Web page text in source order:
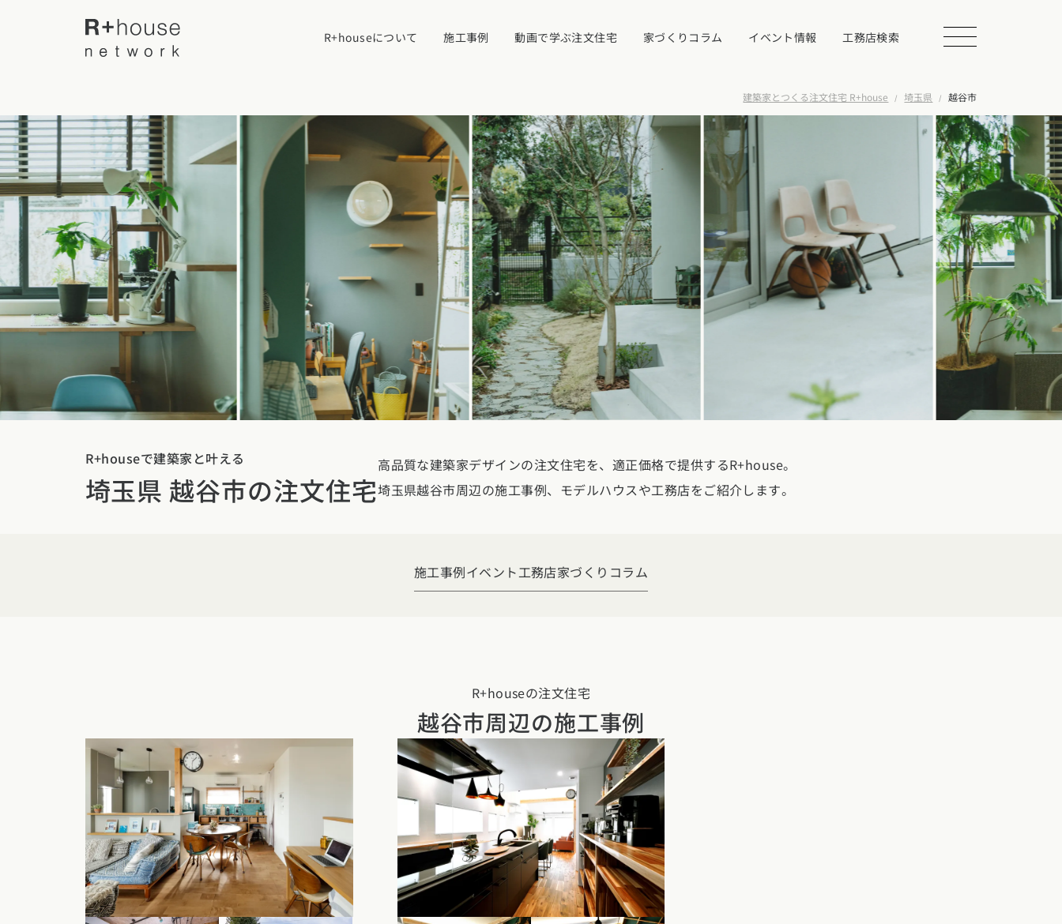
R+houseについて 施工事例 動画で学ぶ注文住宅 家づくりコラム イベント情報 工務店検索
R+houseについて
R+houseについて
家づくりの流れ
選べる仕様
コストパフォーマンス
アフターサポート
全国の工務店を探す
青森県 岩手県宮城県 秋田県 山形県福島県
関東エリア
東京都 神奈川県埼玉県千葉県 茨城県栃木県群馬県
甲信越・北陸エリア
愛知県岐阜県 静岡県三重県
奈良県和歌山県
九州・沖縄エリア
福岡県 熊本県大分県 宮崎県鹿児島県沖縄県
施工事例一覧
平屋
2階建て
狭小住宅
フォトギャラリー
【特集】平屋の注文住宅
動画で学ぶ注文住宅
動画で学ぶ注文住宅
デザイン
家づくりコラム
家づくりコラム一覧
注文住宅の基礎知識
スタイルのヒント
デザインのヒント
ニュースレター
デザインコンテスト
エリア別注文住宅
秋田県山形県福島県
山梨県長野県
東海エリア
愛知県 三重県
関西エリア
大阪府兵庫県京都府 和歌山県
中国エリア
イベント・見学会を探す
カタログ請求する
近くの工務店に相談する
チェックポイントがわかる！
家づくり３つのお役立ちツール
建築家とつくる注文住宅 R+house 埼玉県 越谷市
R+houseで建築家と叶える
埼玉県 越谷市の注文住宅
高品質な建築家デザインの注文住宅を、適正価格で提供するR+house。
埼玉県越谷市周辺の施工事例、モデルハウスや工務店をご紹介します。
施工事例イベント工務店家づくりコラム
R+houseの注文住宅
越谷市周辺の施工事例